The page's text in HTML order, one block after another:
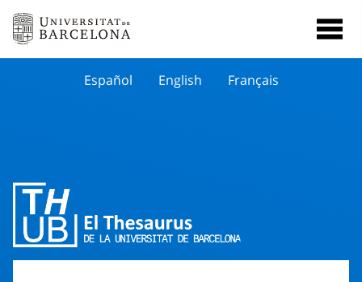
Español English Français